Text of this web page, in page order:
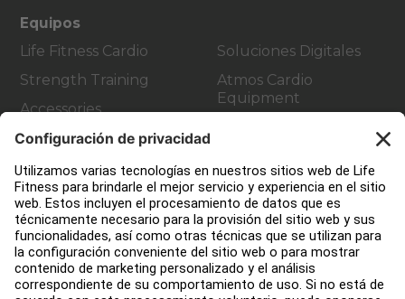
Equipos
Life Fitness Cardio
Strength Training
Accessories
Soluciones Digitales
Atmos Cardio
Equipment
Atención al Cliente
Design de gimnasio
Centro de servicios
Centro de Educación
Acerca de